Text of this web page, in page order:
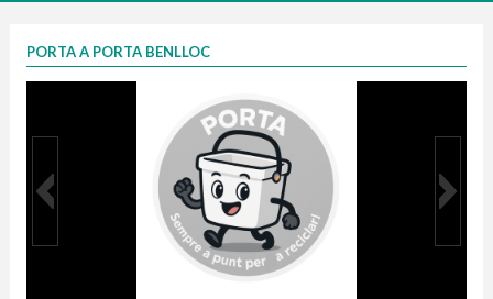
PORTA A PORTA BENLLOC